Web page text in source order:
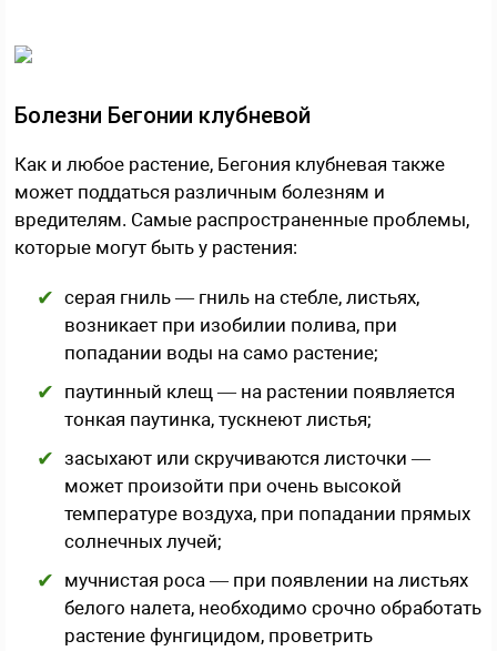
Болезни Бегонии клубневой
Как и любое растение, Бегония клубневая также
может поддаться различным болезням и
вредителям. Самые распространенные проблемы,
которые могут быть у растения:
серая гниль — гниль на стебле, листьях,
возникает при изобилии полива, при
попадании воды на само растение;
паутинный клещ — на растении появляется
тонкая паутинка, тускнеют листья;
засыхают или скручиваются листочки —
может произойти при очень высокой
температуре воздуха, при попадании прямых
солнечных лучей;
мучнистая роса — при появлении на листьях
белого налета, необходимо срочно обработать
растение фунгицидом, проветрить